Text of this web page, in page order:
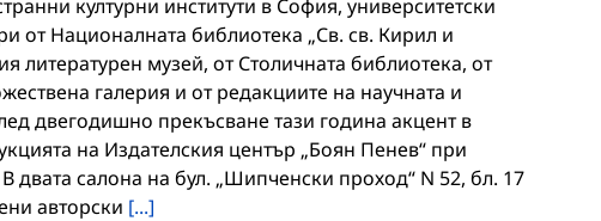
културни институти в София, университетски
от Националната библиотека „Св. св. Кирил и
литературен музей, от Столичната библиотека, от
галерия и от редакциите на научната и
двегодишно прекъсване тази година акцент в
на Издателския център „Боян Пенев“ при
В двата салона на бул. „Шипченски проход“ N 52, бл. 17
авторски [...]